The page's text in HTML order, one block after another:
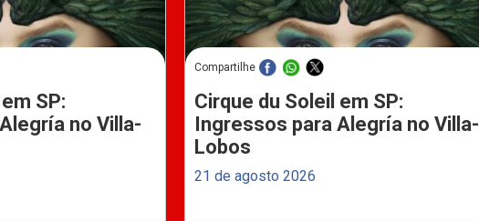
SP:
no Villa-
Compartilhe
Cirque du Soleil em SP:
Ingressos para Alegría no Villa-
Lobos
21 de agosto 2026